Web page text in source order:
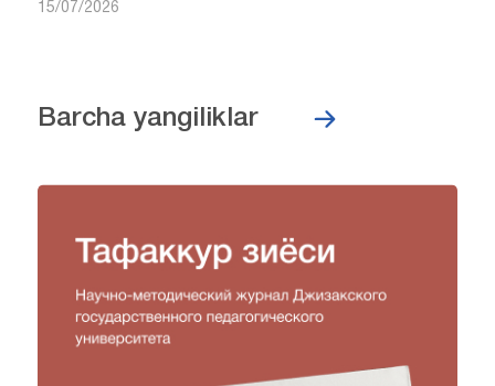
15/07/2026
Barcha yangiliklar